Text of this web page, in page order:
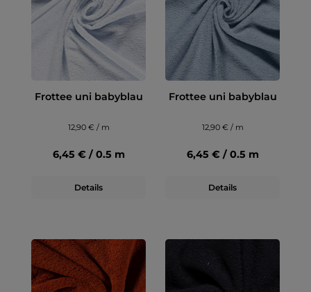
Frottee uni babyblau
12,90 € / m
6,45 € / 0.5 m
Details
Frottee uni babyblau
12,90 € / m
6,45 € / 0.5 m
Details